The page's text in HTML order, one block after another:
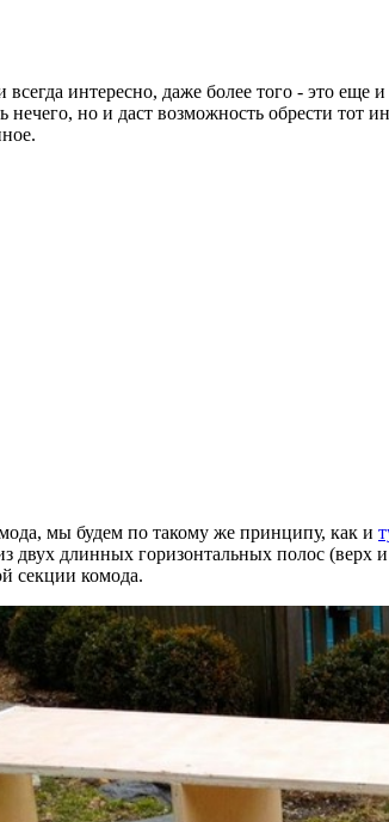
интересно, даже более того - это еще и
нечего, но и даст возможность обрести
мы будем по такому же принципу, как и
двух длинных горизонтальных полос
секции комода.